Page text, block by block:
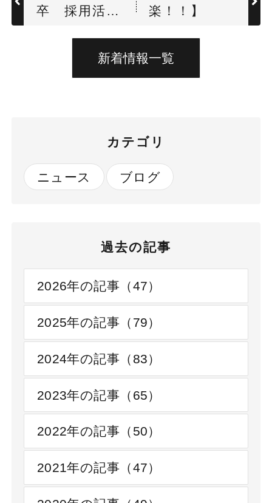
卒 採用活動
楽！！】
新着情報一覧
カテゴリ
ニュース ブログ
過去の記事
2026年の記事（47）
2025年の記事（79）
2024年の記事（83）
2023年の記事（65）
2022年の記事（50）
2021年の記事（47）